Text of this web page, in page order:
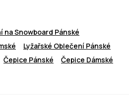
na Snowboard Pánské
Lyžařské Oblečení Pánské
Čepice Pánské
Čepice Dámské